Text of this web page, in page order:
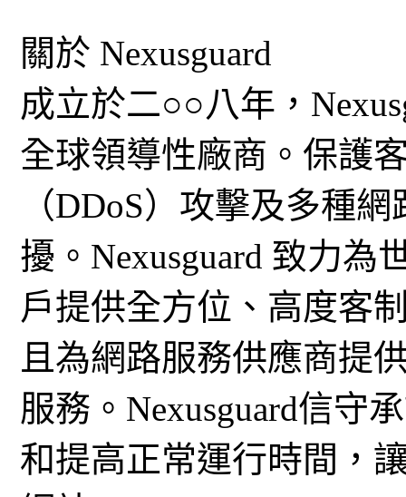
關於 Nexusguard
成立於二○○八年，
全球領導性廠商。保護
（DDoS）攻擊及多種
擾。Nexusguard 致力為
戶提供全方位、高度客
且為網路服務供應商提
服務。Nexusguard信守
和提高正常運行時間，